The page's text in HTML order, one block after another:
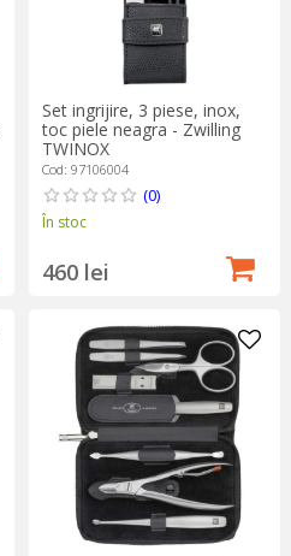
Set ingrijire, 3 piese, inox,
toc piele neagra - Zwilling
TWINOX
Cod: 97106004
(0)
În stoc
460 lei